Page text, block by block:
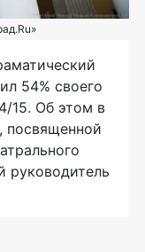
54% своего
15. Об этом в
, посвященной
руководитель